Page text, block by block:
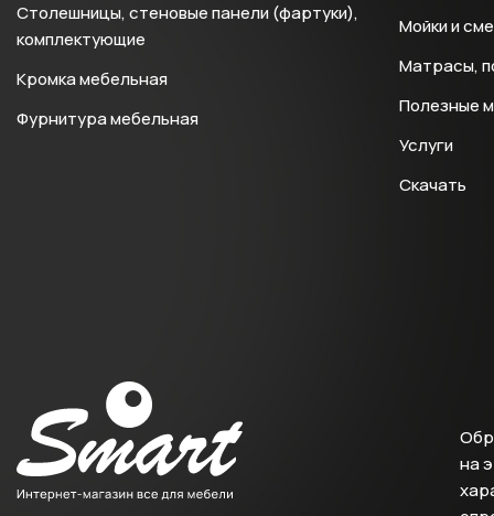
Столешницы, стеновые панели (фартуки),
комплектующие
Кромка мебельная
Фурнитура мебельная
Мойки и
Матрасы,
Полезные
Услуги
Скачать
на